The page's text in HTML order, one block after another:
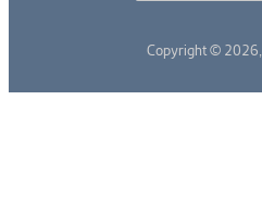
Copyright © 2026,